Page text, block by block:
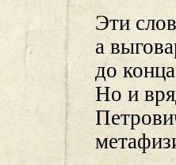
Эти
а
до
Но и